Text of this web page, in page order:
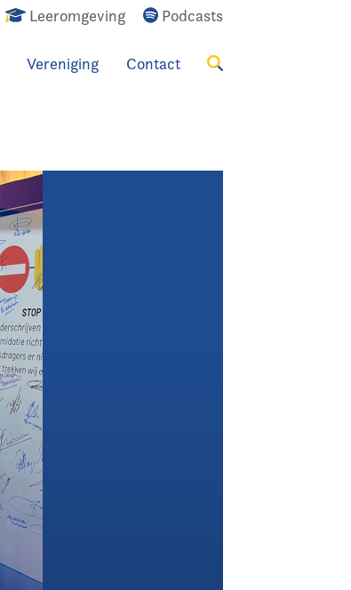
Leeromgeving Podcasts
Vereniging Contact